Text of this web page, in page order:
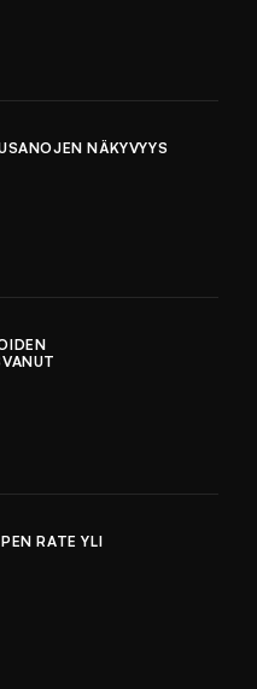
NÄKYVYYS
RATE YLI